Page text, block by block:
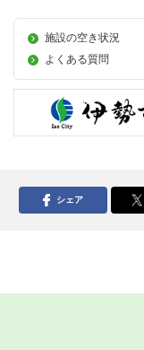
施設の空き状況
よくある質問
シェア